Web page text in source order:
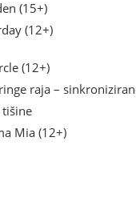
(15+)
(12+)
(12+)
raja –
Mia (12+)